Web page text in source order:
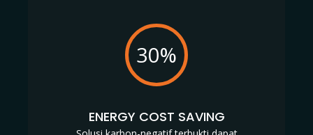
30%
ENERGY COST SAVING